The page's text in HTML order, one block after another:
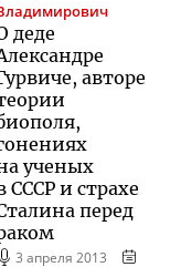
деде
авторе
ученых
СССР и страхе
перед
3 апреля 2013